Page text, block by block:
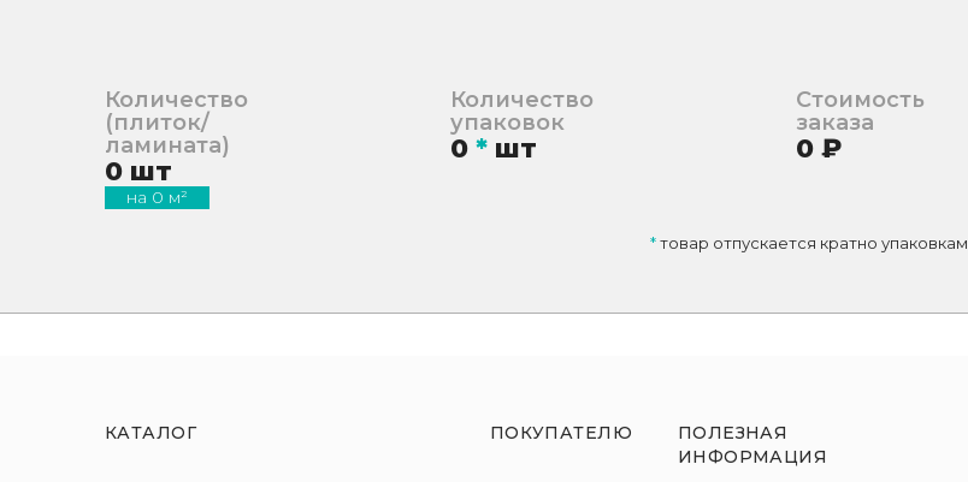
Количество
(плиток/
ламината)
0 шт
на 0 м²
Количество
упаковок
0 * шт
Стоимость
заказа
0 ₽
*товар отпускается кратно упаковкам
КАТАЛОГ ПОКУПАТЕЛЮ
ПОЛЕЗНАЯ
ИНФОРМАЦИЯ